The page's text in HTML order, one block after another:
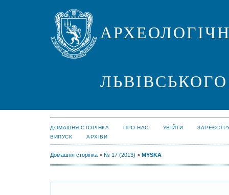
ДОМАШНЯ СТОРІНКА ПРО НАС УВІЙТИ
ВИПУСК
АРХІВИ
Домашня сторінка > № 17 (2013) > MYSKA